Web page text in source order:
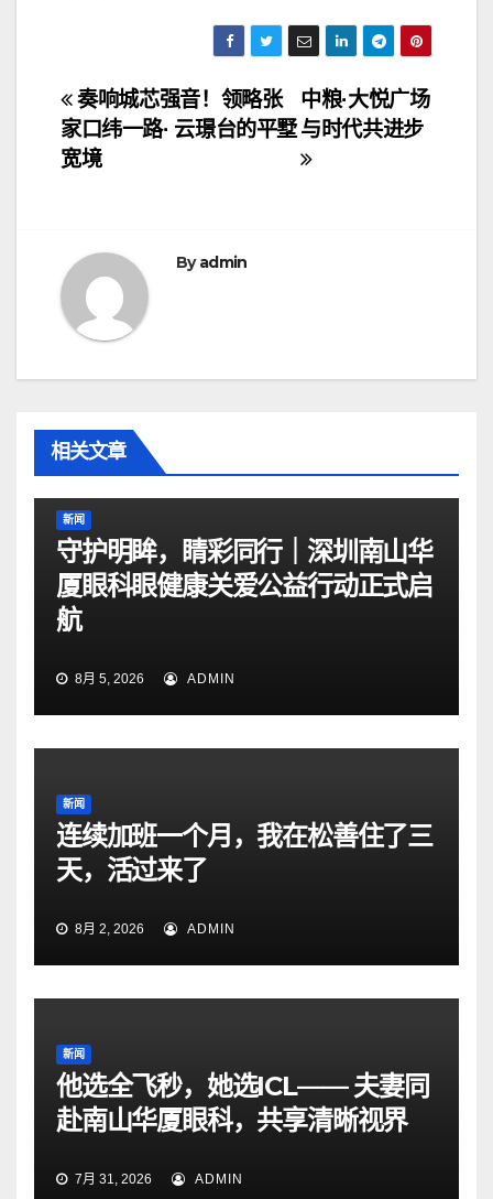
文
章
航
中粮·大悦广场
与时代共进步
奏响城芯强音！领略张
家口纬一路· 云璟台的平墅
宽境
Byadmin
相关文章
新闻
守护明眸，睛彩同行｜深圳南山华
厦眼科眼健康关爱公益行动正式启
航
8月 5, 2026 ADMIN
新闻
连续加班一个月，我在松善住了三
天，活过来了
8月 2, 2026 ADMIN
新闻
他选全飞秒，她选ICL—— 夫妻同
赴南山华厦眼科，共享清晰视界
7月 31, 2026 ADMIN